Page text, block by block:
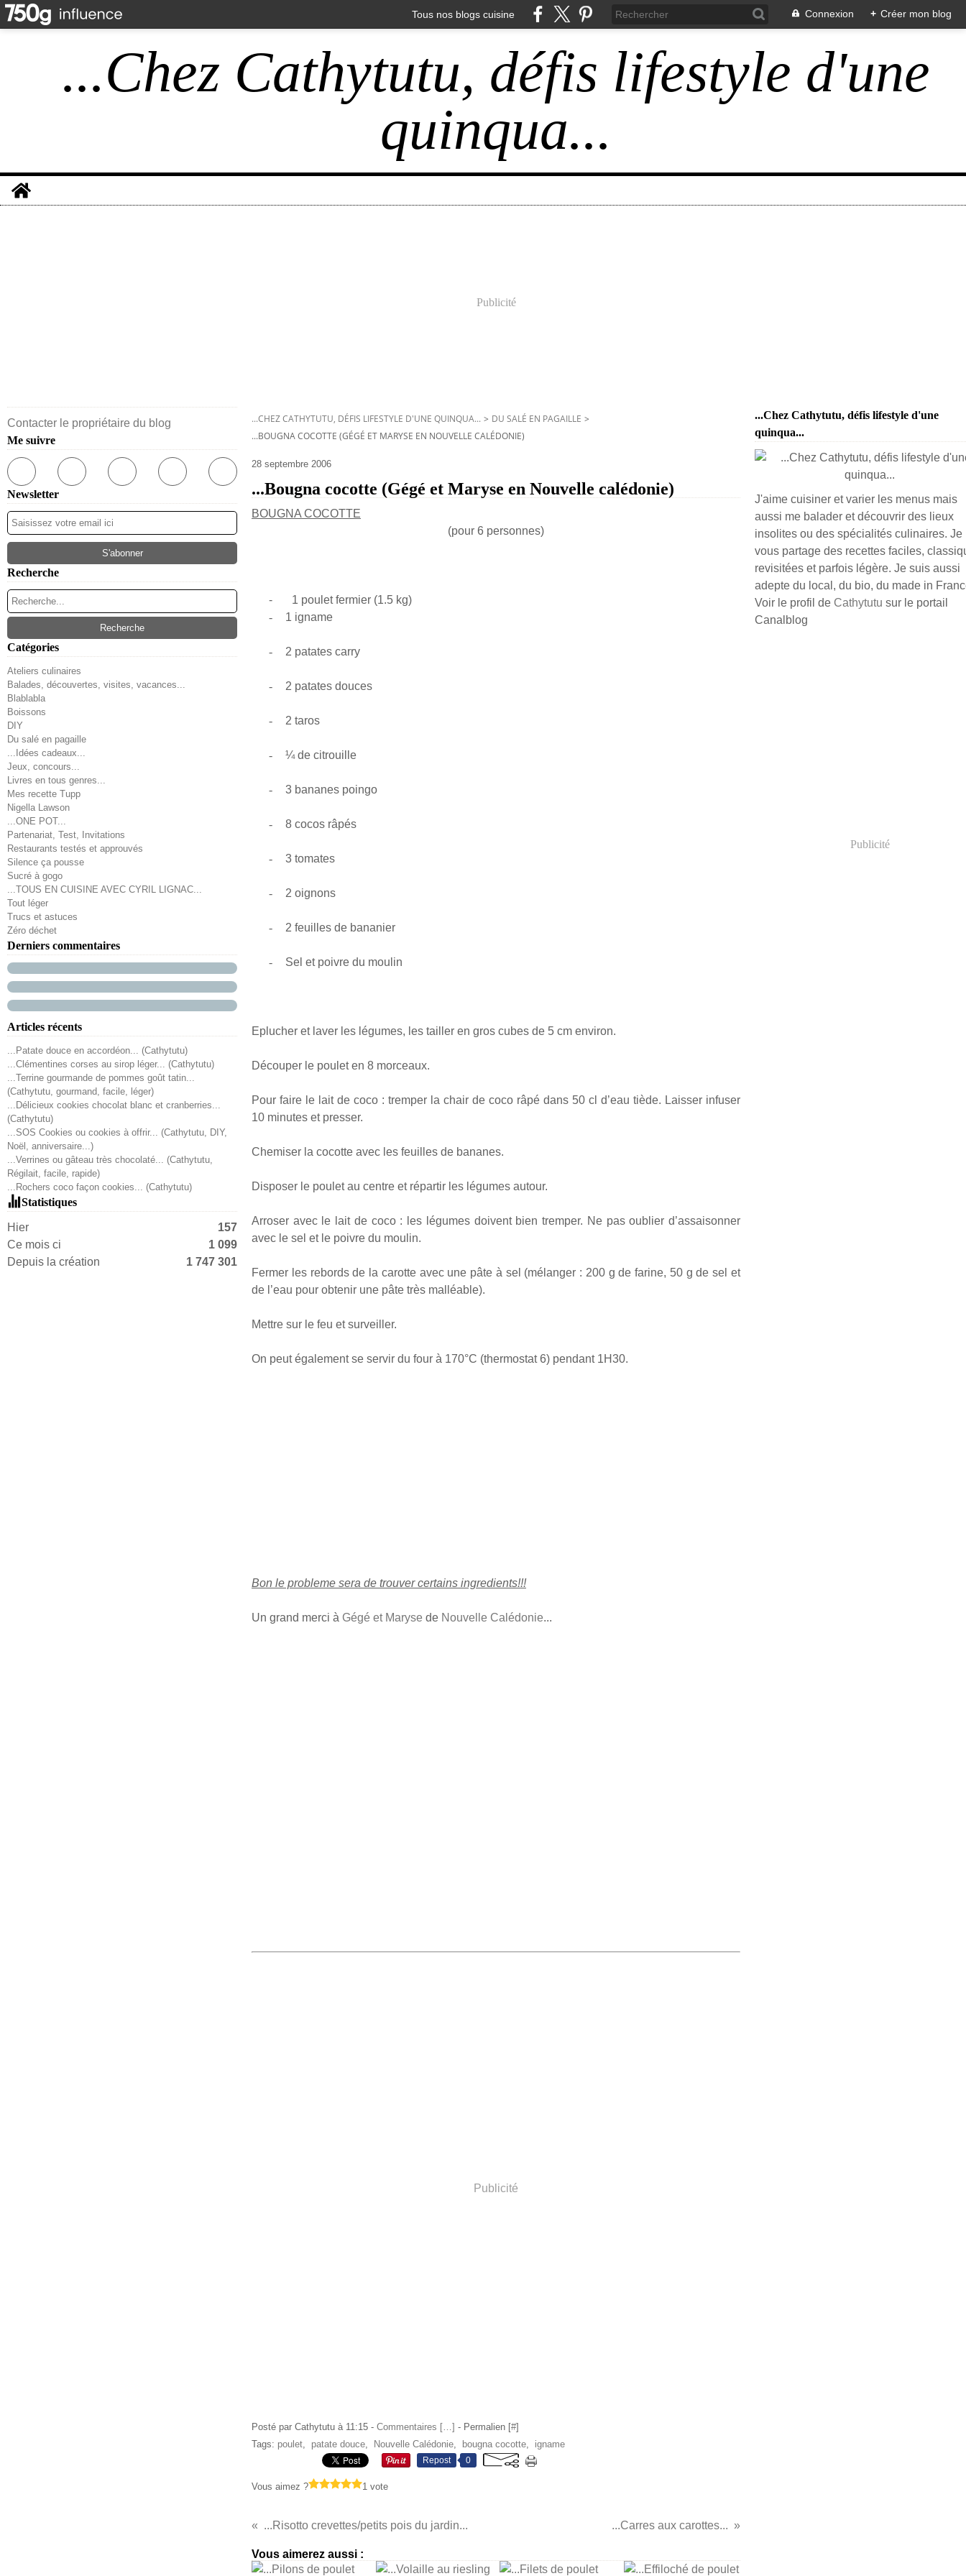
Tous nos blogs cuisine Connexion + Créer mon blog
...Chez Cathytutu, défis lifestyle d'une
quinqua...
Home
Publicité
Contacter le propriétaire du blog
Me suivre
Newsletter
Recherche
Catégories
Ateliers culinaires
Balades, découvertes, visites, vacances...
Blablabla
Boissons
DIY
Du salé en pagaille
...Idées cadeaux...
Jeux, concours...
Livres en tous genres...
Mes recette Tupp
Nigella Lawson
...ONE POT...
Partenariat, Test, Invitations
Restaurants testés et approuvés
Silence ça pousse
Sucré à gogo
...TOUS EN CUISINE AVEC CYRIL LIGNAC...
Tout léger
Trucs et astuces
Zéro déchet
Derniers commentaires
Articles récents
...Patate douce en accordéon... (Cathytutu)
...Clémentines corses au sirop léger... (Cathytutu)
...Terrine gourmande de pommes goût tatin...
(Cathytutu, gourmand, facile, léger)
...Délicieux cookies chocolat blanc et cranberries...
(Cathytutu)
...SOS Cookies ou cookies à offrir... (Cathytutu, DIY,
Noël, anniversaire...)
...Verrines ou gâteau très chocolaté... (Cathytutu,
Régilait, facile, rapide)
...Rochers coco façon cookies... (Cathytutu)
Statistiques
Hier
157
Ce mois ci
1 099
Depuis la création
1 747 301
...CHEZ CATHYTUTU, DÉFIS LIFESTYLE D'UNE QUINQUA... > DU SALÉ EN PAGAILLE >
...BOUGNA COCOTTE (GÉGÉ ET MARYSE EN NOUVELLE CALÉDONIE)
28 septembre 2006
...Bougna cocotte (Gégé et Maryse en Nouvelle calédonie)
BOUGNA COCOTTE
(pour 6 personnes)
-
1 poulet fermier (1.5 kg)
-
1 igname
- 2 patates carry
- 2 patates douces
- 2 taros
- ¼ de citrouille
- 3 bananes poingo
- 8 cocos râpés
- 3 tomates
- 2 oignons
- 2 feuilles de bananier
- Sel et poivre du moulin
Eplucher et laver les légumes, les tailler en gros cubes de 5 cm environ.
Découper le poulet en 8 morceaux.
Pour faire le lait de coco : tremper la chair de coco râpé dans 50 cl d’eau tiède. Laisser infuser
10 minutes et presser.
Chemiser la cocotte avec les feuilles de bananes.
Disposer le poulet au centre et répartir les légumes autour.
Arroser avec le lait de coco : les légumes doivent bien tremper. Ne pas oublier d’assaisonner
avec le sel et le poivre du moulin.
Fermer les rebords de la carotte avec une pâte à sel (mélanger : 200 g de farine, 50 g de sel et
de l’eau pour obtenir une pâte très malléable).
Mettre sur le feu et surveiller.
On peut également se servir du four à 170°C (thermostat 6) pendant 1H30.
Bon le probleme sera de trouver certains ingredients!!!
Un grand merci à Gégé et Maryse de Nouvelle Calédonie...
Publicité
Posté par Cathytutu à 11:15 - Commentaires […] - Permalien [#]
Tags: poulet, patate douce, Nouvelle Calédonie, bougna cocotte, igname
Repost 0
Vous aimez ? 1 vote
...Risotto crevettes/petits pois du jardin... ...Carres aux carottes...
Vous aimerez aussi :
...Chez Cathytutu, défis lifestyle d'une
quinqua...
J'aime cuisiner et varier les menus mais
aussi me balader et découvrir des lieux
insolites ou des spécialités culinaires. Je
vous partage des recettes faciles,
revisitées et parfois légère. Je suis aussi
adepte du local, du bio, du made in
Voir le profil de Cathytutu sur le portail
Canalblog
Publicité